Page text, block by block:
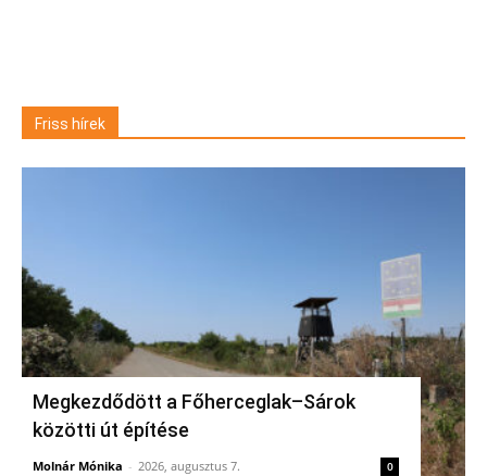
Friss hírek
Megkezdődött a Főherceglak–Sárok
közötti út építése
Molnár Mónika - 2026, augusztus 7. 0